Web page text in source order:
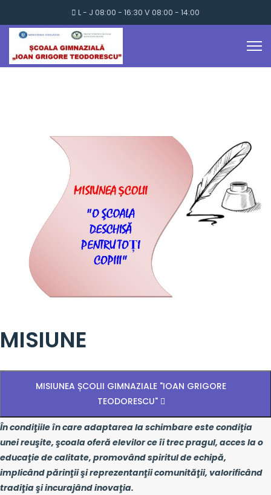
L - J 08:00 - 16:30 V 08:00 - 14:00
MISIUNE
MISIUNEA ȘCOLII GIMNAZIALE "IOAN GRIGORE
TEODORESCU"
În condiţiile în care adaptarea la schimbare este condiţia
unei reuşite, şcoala oferă elevilor ce îi trec pragul, acces la o
educaţie de calitate, promovând spiritul de echipă,
implicând părinţii şi reprezentanţii comunităţii, valorificând
tradiţia şi incurajând inovaţia.